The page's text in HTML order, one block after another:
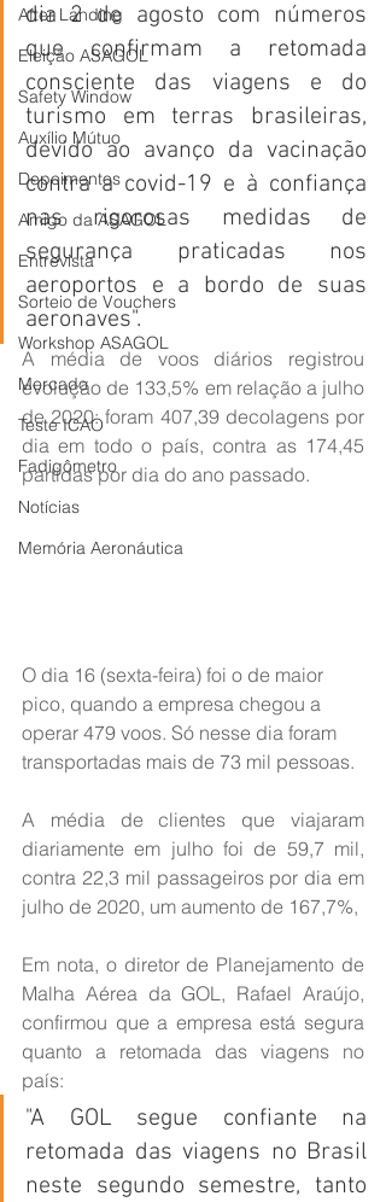
After Landing
Eleição ASAGOL
Safety Window
Auxílio Mútuo
Depoimentos
Amigo da ASAGOL
Entrevista
Sorteio de Vouchers
Workshop ASAGOL
Mercado
Teste ICAO
Fadigômetro
Notícias
Memória Aeronáutica
dia 2 de agosto com números
que confirmam a retomada
consciente das viagens e do
turismo em terras brasileiras,
devido ao avanço da vacinação
contra a covid-19 e à confiança
nas rigorosas medidas de
segurança praticadas nos
aeroportos e a bordo de suas
aeronaves".
A média de voos diários registrou
evolução de 133,5% em relação a julho
de 2020: foram 407,39 decolagens por
dia em todo o país, contra as 174,45
partidas por dia do ano passado.
O dia 16 (sexta-feira) foi o de maior
pico, quando a empresa chegou a
operar 479 voos. Só nesse dia foram
transportadas mais de 73 mil pessoas.
A média de clientes que viajaram
diariamente em julho foi de 59,7 mil,
contra 22,3 mil passageiros por dia em
julho de 2020, um aumento de 167,7%,
Em nota, o diretor de Planejamento de
Malha Aérea da GOL, Rafael Araújo,
confirmou que a empresa está segura
quanto a retomada das viagens no
país:
"A GOL segue confiante na
retomada das viagens no Brasil
neste segundo semestre, tanto